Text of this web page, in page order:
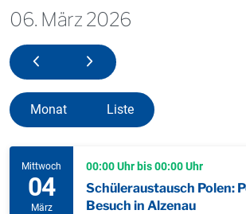
06. März 2026
05. März 202607. März 2026
Monat Liste
Mittwoch
04
März
00:00 Uhr bis 00:00 Uhr
Schüleraustausch Polen:
Besuch in Alzenau